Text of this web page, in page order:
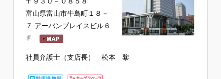
富山県富山市牛島町１８－
７ アーバンプレイスビル６
Ｆ
社員弁護士（支店長） 松本 黎